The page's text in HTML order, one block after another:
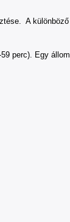
A
perc). Egy